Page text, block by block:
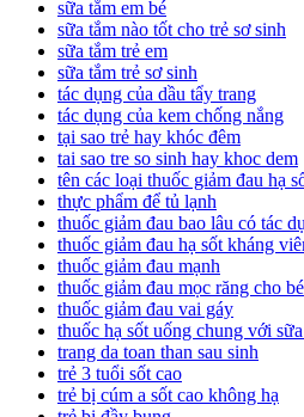
sữa tắm em bé
sữa tắm nào tốt cho trẻ sơ sinh
sữa tắm trẻ em
sữa tắm trẻ sơ sinh
tác dụng của dầu tẩy trang
tác dụng của kem chống nắng
tại sao trẻ hay khóc đêm
tai sao tre so sinh hay khoc dem
tên các loại thuốc giảm đau hạ
thực phẩm để tủ lạnh
thuốc giảm đau bao lâu có tác
thuốc giảm đau hạ sốt kháng
thuốc giảm đau mạnh
thuốc giảm đau mọc răng cho bé
thuốc giảm đau vai gáy
thuốc hạ sốt uống chung với
trang da toan than sau sinh
trẻ 3 tuổi sốt cao
trẻ bị cúm a sốt cao không hạ